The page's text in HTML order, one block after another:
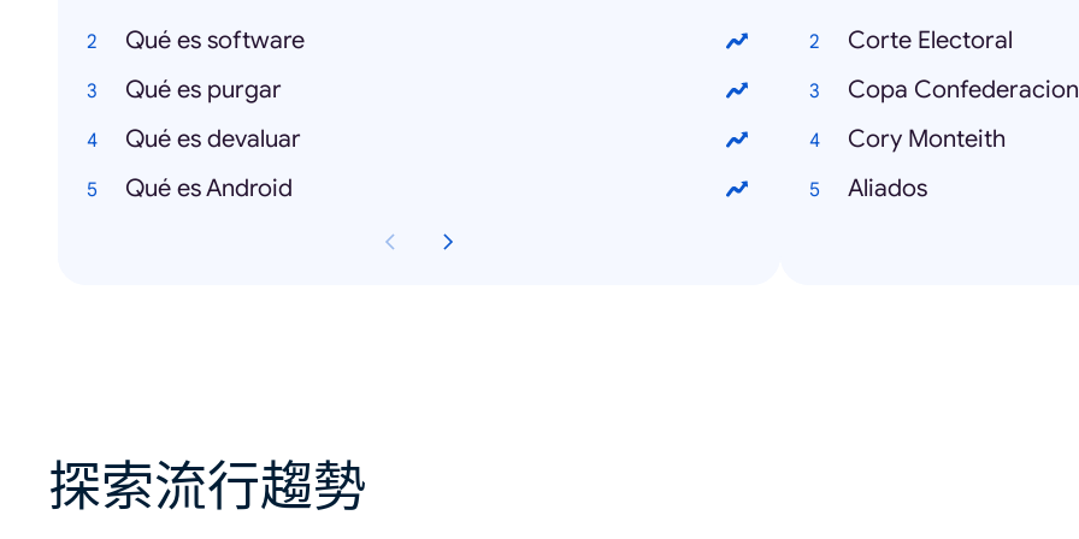
Qué es software
Qué es purgar
Qué es devaluar
Qué es Android
Corte Electoral
Copa
Cory Monteith
Aliados
探索流行趨勢